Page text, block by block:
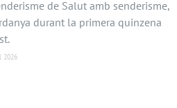
de Salut amb senderisme,
durant la primera quinzena
2026